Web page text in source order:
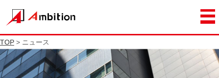
TOP > ニュース